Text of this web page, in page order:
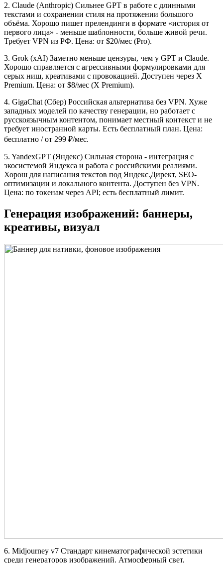
2. Claude (Anthropic) Сильнее GPT в работе с длинными
текстами и сохранении стиля на протяжении большого
объёма. Хорошо пишет прелендинги в формате «история от
первого лица» - меньше шаблонности, больше живой речи.
Требует VPN из РФ. Цена: от $20/мес (Pro).
3. Grok (xAI) Заметно меньше цензуры, чем у GPT и Claude.
Хорошо справляется с агрессивными формулировками для
серых ниш, креативами с провокацией. Доступен через X
Premium. Цена: от $8/мес (X Premium).
4. GigaChat (Сбер) Российская альтернатива без VPN. Хуже
западных моделей по качеству генерации, но работает с
русскоязычным контентом, понимает местный контекст и не
требует иностранной карты. Есть бесплатный план. Цена:
бесплатно / от 299 ₽/мес.
5. YandexGPT (Яндекс) Сильная сторона - интеграция с
экосистемой Яндекса и работа с российскими реалиями.
Хорош для написания текстов под Яндекс.Директ, SEO-
оптимизации и локального контента. Доступен без VPN.
Цена: по токенам через API; есть бесплатный лимит.
Генерация изображений: баннеры,
креативы, визуал
6. Midjourney v7 Стандарт кинематографической эстетики
среди генераторов изображений. Атмосферный свет,